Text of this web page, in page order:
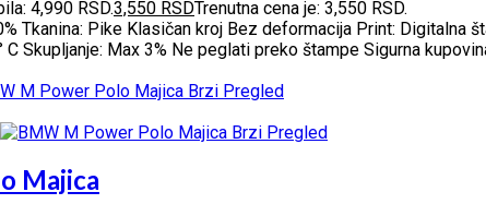
4,990 RSD.3,550 RSDTrenutna cena je: 3,550 RSD.
Tkanina: Pike Klasičan kroj Bez deformacija Print:
Skupljanje: Max 3% Ne peglati preko štampe Sigurna
Brzi Pregled
Brzi Pregled
Majica